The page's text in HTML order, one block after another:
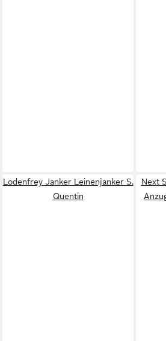
Lodenfrey Janker Leinenjanker S.
Quentin
Next